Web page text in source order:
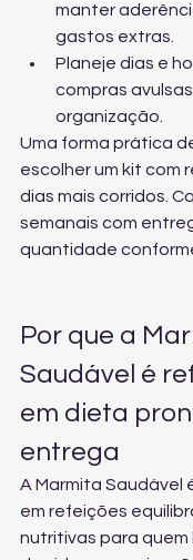
manter
gastos extras.
Planeje dias e
compras
organização.
Uma forma prática
escolher um kit com
dias mais corridos.
semanais com
quantidade
Por que a
Saudável é
em dieta
entrega
A Marmita Saudável
em refeições
nutritivas para